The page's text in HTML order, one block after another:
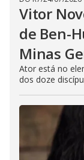
Vitor
de Ben-
Minas
Ator está no
dos doze